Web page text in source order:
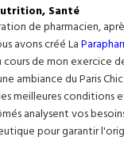
Santé
de pharmacien,
avons créé La
de mon exercice
ambiance du Paris
meilleures conditions
analysent vos
pour garantir